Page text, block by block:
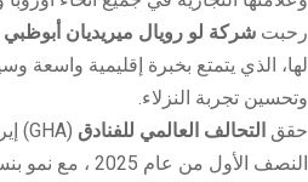
رحبت شركة لو رويال ميريديان أبوظبي
لها، الذي يتمتع بخبرة إقليمية واسعة
وتحسين تجربة النزلاء.
حقق التحالف العالمي للفنادق